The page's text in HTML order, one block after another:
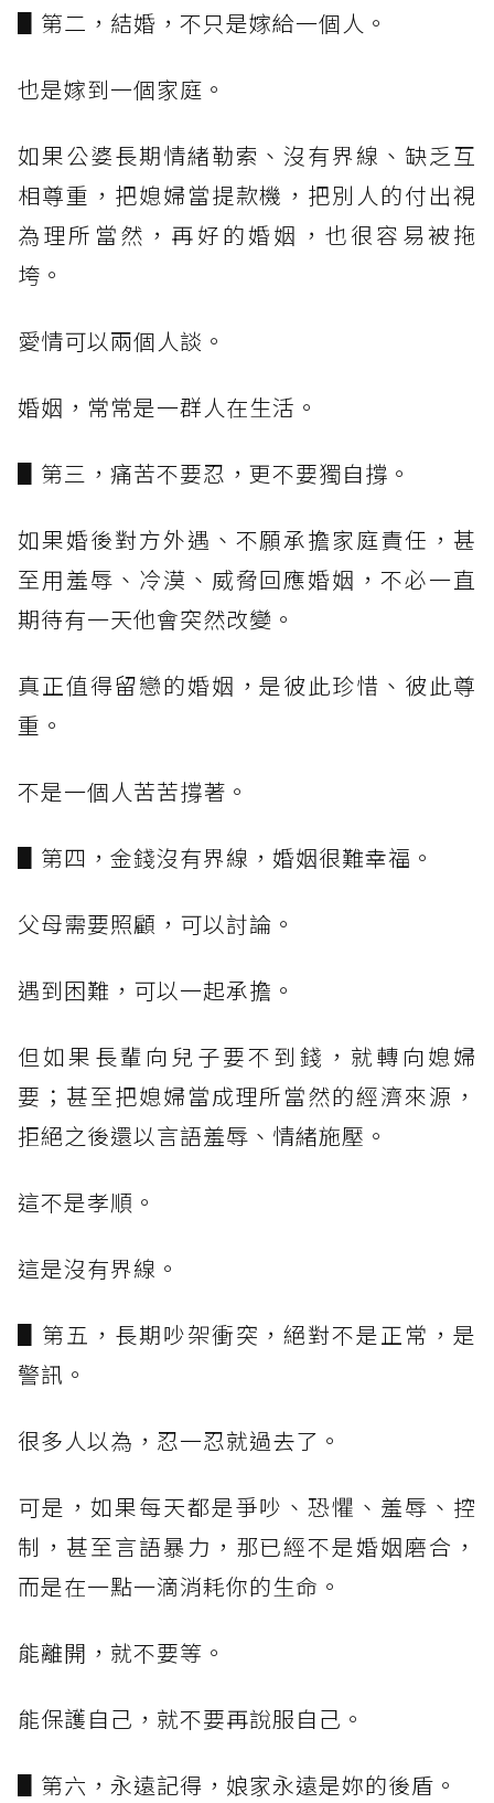
▋第二，結婚，不只是嫁給一個人。
也是嫁到一個家庭。
如果公婆長期情緒勒索、沒有界線、缺乏互
相尊重，把媳婦當提款機，把別人的付出視
為理所當然，再好的婚姻，也很容易被拖
垮。
愛情可以兩個人談。
婚姻，常常是一群人在生活。
▋第三，痛苦不要忍，更不要獨自撐。
如果婚後對方外遇、不願承擔家庭責任，甚
至用羞辱、冷漠、威脅回應婚姻，不必一直
期待有一天他會突然改變。
真正值得留戀的婚姻，是彼此珍惜、彼此尊
重。
不是一個人苦苦撐著。
▋第四，金錢沒有界線，婚姻很難幸福。
父母需要照顧，可以討論。
遇到困難，可以一起承擔。
但如果長輩向兒子要不到錢，就轉向媳婦
要；甚至把媳婦當成理所當然的經濟來源，
拒絕之後還以言語羞辱、情緒施壓。
這不是孝順。
這是沒有界線。
▋第五，長期吵架衝突，絕對不是正常，是
警訊。
很多人以為，忍一忍就過去了。
可是，如果每天都是爭吵、恐懼、羞辱、控
制，甚至言語暴力，那已經不是婚姻磨合，
而是在一點一滴消耗你的生命。
能離開，就不要等。
能保護自己，就不要再說服自己。
▋第六，永遠記得，娘家永遠是妳的後盾。